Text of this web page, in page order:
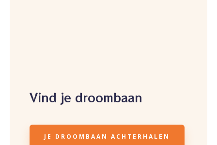
Vind je droombaan
JE DROOMBAAN ACHTERHALEN